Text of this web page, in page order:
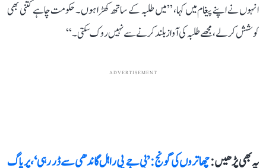
انہوں نے اپنے پیغام میں کہا، ’’میں طلبہ کے ساتھ کھڑا ہوں۔ حکومت چاہے کتنی بھی
کوشش کر لے، مجھے طلبہ کی آواز بلند کرنے سے نہیں روک سکتی۔‘‘
ADVERTISEMENT
یہ بھی پڑھیں :چھاتروں کی گونج: ’بی جے پی راہل گاندھی سے ڈر رہی‘، پریاگ